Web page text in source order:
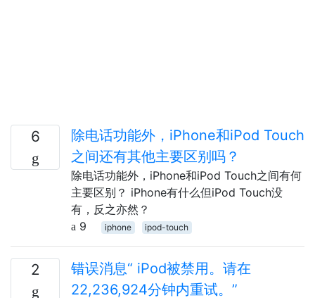
6
除电话功能外，iPhone和iPod Touch
之间还有其他主要区别吗？
除电话功能外，iPhone和iPod Touch之间有何
主要区别？ iPhone有什么但iPod Touch没
有，反之亦然？
9
iphone ipod-touch
2
错误消息“ iPod被禁用。请在
22,236,924分钟内重试。”